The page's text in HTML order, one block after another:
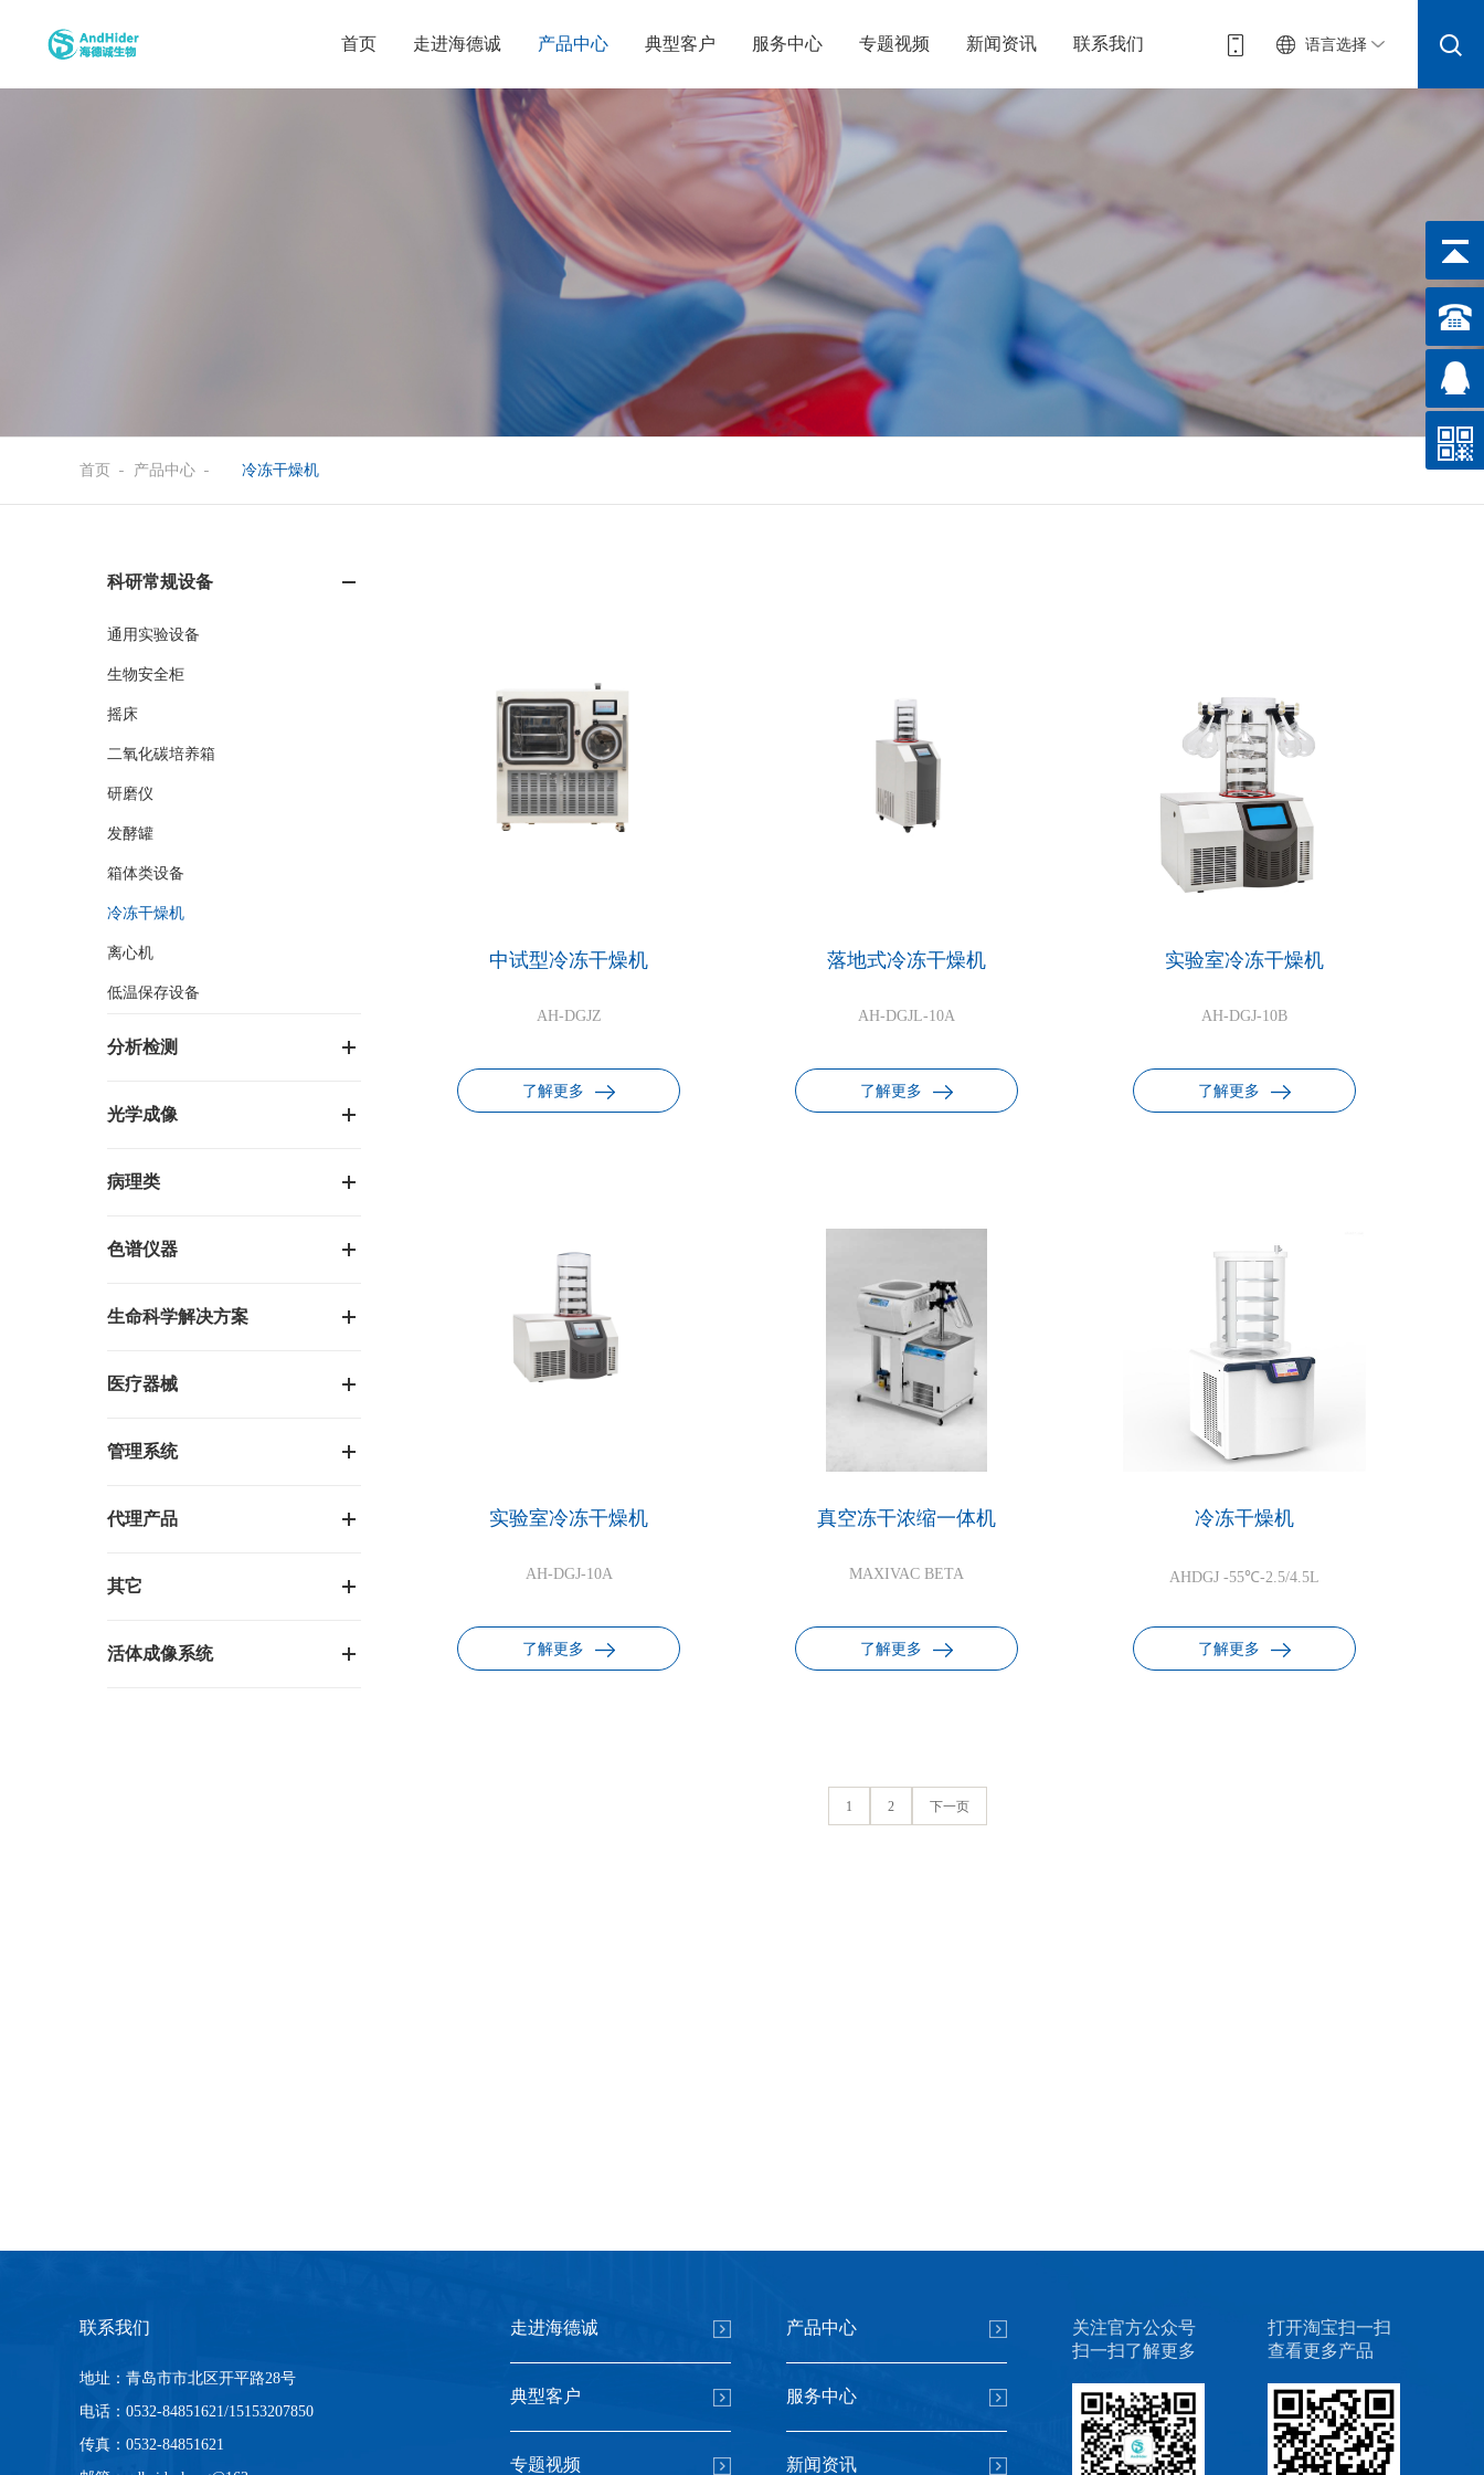
首页 走进海德诚 产品中心 典型客户 服务中心 专题视频 新闻资讯 联系我们 语言选择
首页 产品中心 冷冻干燥机
科研常规设备
通用实验设备
生物安全柜
摇床
二氧化碳培养箱
研磨仪
发酵罐
箱体类设备
冷冻干燥机
离心机
低温保存设备
分析检测
光学成像
病理类
色谱仪器
生命科学解决方案
医疗器械
管理系统
代理产品
其它
活体成像系统
中试型冷冻干燥机
AH-DGJZ
了解更多
落地式冷冻干燥机
AH-DGJL-10A
了解更多
实验室冷冻干燥机
AH-DGJ-10B
了解更多
实验室冷冻干燥机
AH-DGJ-10A
了解更多
真空冻干浓缩一体机
MAXIVAC BETA
了解更多
冷冻干燥机
AHDGJ -55℃-2.5/4.5L
了解更多
1 2 下一页
联系我们
地址：青岛市市北区开平路28号
电话：0532-84851621/15153207850
传真：0532-84851621
走进海德诚 产品中心
典型客户 服务中心
专题视频 新闻资讯
关注官方公众号
扫一扫了解更多
打开淘宝扫一扫
查看更多产品